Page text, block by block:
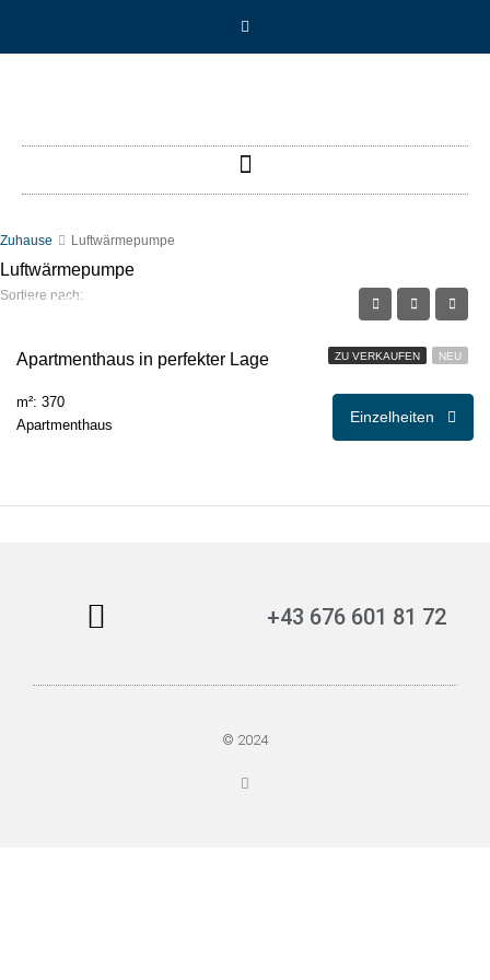
Zuhause Luftwärmepumpe
Luftwärmepumpe
Sortiere nach:
ZU VERKAUFEN NEU
€1.490.000,00
Apartmenthaus in perfekter Lage
m²: 370
Apartmenthaus
Einzelheiten
+43 676 601 81 72
© 2024